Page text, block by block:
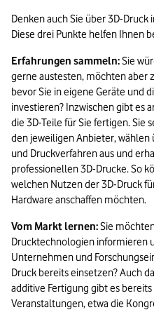
Denken auch Sie über 3D-
Diese drei Punkte helfen Ihnen
Erfahrungen sammeln: Sie
gerne austesten, möchten aber
bevor Sie in eigene Geräte und
investieren? Inzwischen gibt es
die 3D-Teile für Sie fertigen. Sie
den jeweiligen Anbieter,
und Druckverfahren aus und
professionellen 3D-Drucke. So
welchen Nutzen der 3D-Druck
Hardware anschaffen möchten.
Vom Markt lernen: Sie
Drucktechnologien informieren
Unternehmen und
Druck bereits einsetzen? Auch
additive Fertigung gibt es
Veranstaltungen, etwa die